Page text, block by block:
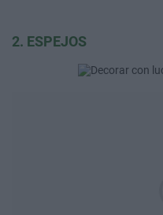
2. ESPEJOS